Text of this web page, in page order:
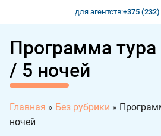
для агентств:+375
Программа тура
/ 5 ночей
Главная » Без рубрики »
ночей